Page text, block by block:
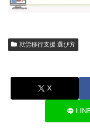
就労移行支援 選び方
X